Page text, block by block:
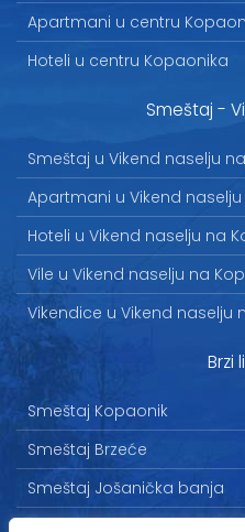
Apartmani u centru
Hoteli u centru Kopaonika
Smeštaj -
Smeštaj u Vikend naselju
Apartmani u Vikend
Hoteli u Vikend naselju na
Vile u Vikend naselju na
Vikendice u Vikend naselju
Brzi
Smeštaj Kopaonik
Smeštaj Brzeće
Smeštaj Jošanička banja